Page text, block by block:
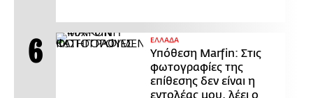
ΕΛΛΑΔΑ
Υπόθεση Marfin: Στις
φωτογραφίες της
επίθεσης δεν είναι η
εντολέας μου, λέει ο